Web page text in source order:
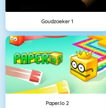
Goudzoeker 1
Paper.io 2